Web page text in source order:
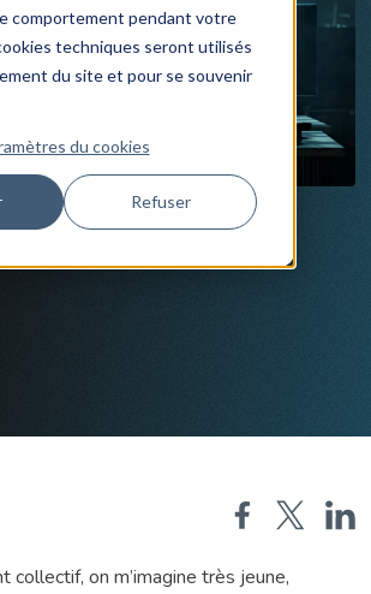
comportement pendant votre
techniques seront utilisés
du site et pour se souvenir
du cookies
Refuser
collectif, on m’imagine très jeune,